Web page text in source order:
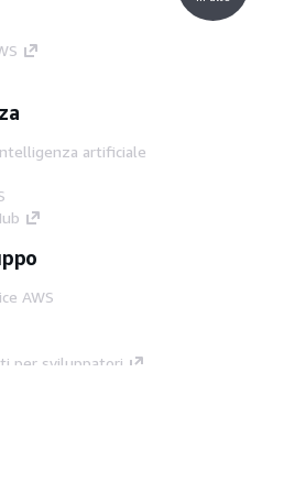
artificiale
AWS
per sviluppatori